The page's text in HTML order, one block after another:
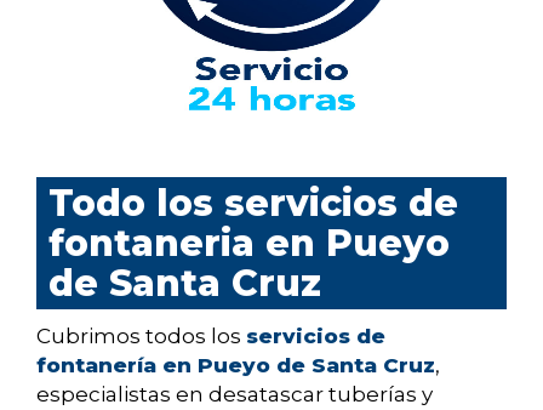
Todo los servicios de
fontaneria en Pueyo
de Santa Cruz
Cubrimos todos los servicios de
fontanería en Pueyo de Santa Cruz,
especialistas en desatascar tuberías y